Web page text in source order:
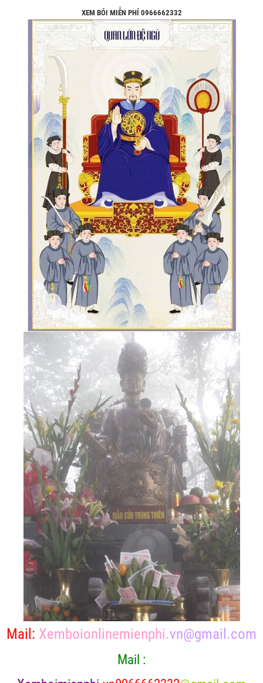
XEM BÓI MIỄN PHÍ 0966662332
Mail: Xemboionlinemienphi.vn@gmail.com
Mail :